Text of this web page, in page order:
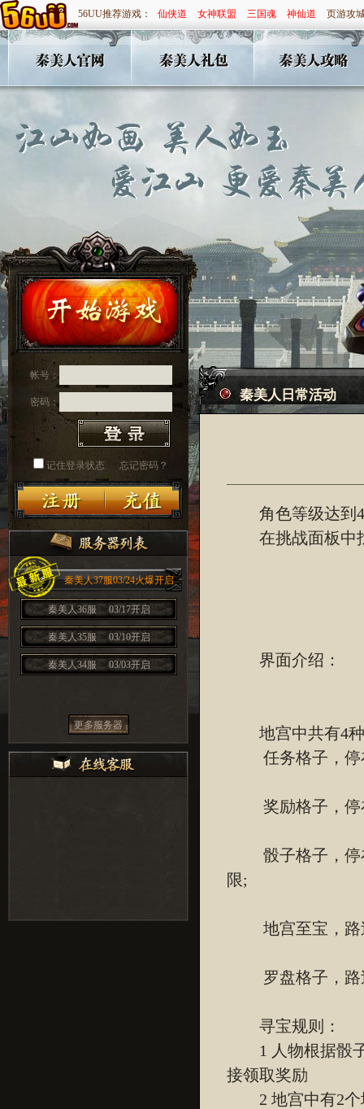
56UU推荐游戏： 仙侠道 女神联盟 三国魂 神仙道 页游攻
帐号：
密码：
记住登录状态 忘记密码？
秦美人37服03/24火爆开启
秦美人36服 03/17开启
秦美人35服 03/10开启
秦美人34服 03/03开启
更多服务器
秦美人日常活动
角色等级达到40
在挑战面板中找
界面介绍：
地宫中共有4种
任务格子，
奖励格子，
骰子格子，
限;
地宫至宝，
罗盘格子，
寻宝规则：
1 人物根据骰子
接领取奖励
2 地宫中有2个